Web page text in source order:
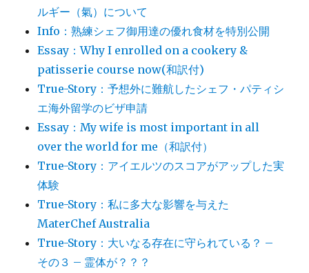
ルギー（氣）について
Info：熟練シェフ御用達の優れ食材を特別公開
Essay：Why I enrolled on a cookery &
patisserie course now(和訳付)
True-Story：予想外に難航したシェフ・パティシ
エ海外留学のビザ申請
Essay：My wife is most important in all
over the world for me（和訳付）
True-Story：アイエルツのスコアがアップした実
体験
True-Story：私に多大な影響を与えた
MaterChef Australia
True-Story：大いなる存在に守られている？ –
その３ – 霊体が？？？